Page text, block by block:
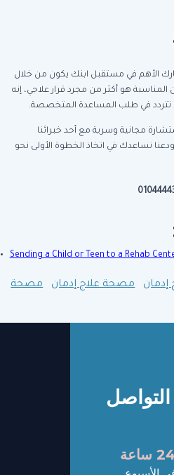
الأهم في مستقبل ابنك يكون من خلال
هو أكثر من مجرد قرار علاجي، إنه
تتردد في طلب المساعدة المتخصصة.
مجانية وسرية مع أحد خبرائنا
نساعدك في اتخاذ الخطوة الأولى نحو
Sending a Child or Teen to a Rehab
مصحة علاج إدمان
مصحة
التواصل